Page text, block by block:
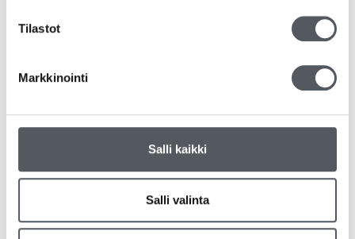
Tilastot
Markkinointi
Salli kaikki
Salli valinta
Duni
Katrin
Tork